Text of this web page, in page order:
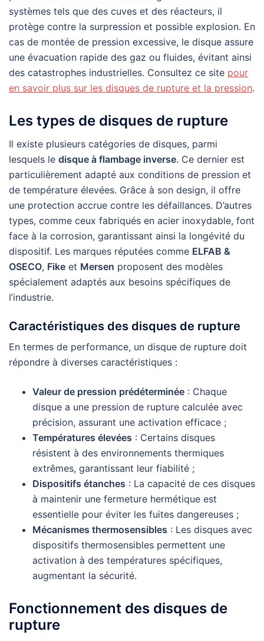
systèmes tels que des cuves et des réacteurs, il
protège contre la surpression et possible explosion. En
cas de montée de pression excessive, le disque assure
une évacuation rapide des gaz ou fluides, évitant ainsi
des catastrophes industrielles. Consultez ce site pour
en savoir plus sur les disques de rupture et la pression.
Les types de disques de rupture
Il existe plusieurs catégories de disques, parmi
lesquels le disque à flambage inverse. Ce dernier est
particulièrement adapté aux conditions de pression et
de température élevées. Grâce à son design, il offre
une protection accrue contre les défaillances. D’autres
types, comme ceux fabriqués en acier inoxydable, font
face à la corrosion, garantissant ainsi la longévité du
dispositif. Les marques réputées comme ELFAB &
OSECO, Fike et Mersen proposent des modèles
spécialement adaptés aux besoins spécifiques de
l’industrie.
Caractéristiques des disques de rupture
En termes de performance, un disque de rupture doit
répondre à diverses caractéristiques :
Valeur de pression prédéterminée : Chaque
disque a une pression de rupture calculée avec
précision, assurant une activation efficace ;
Températures élevées : Certains disques
résistent à des environnements thermiques
extrêmes, garantissant leur fiabilité ;
Dispositifs étanches : La capacité de ces disques
à maintenir une fermeture hermétique est
essentielle pour éviter les fuites dangereuses ;
Mécanismes thermosensibles : Les disques avec
dispositifs thermosensibles permettent une
activation à des températures spécifiques,
augmentant la sécurité.
Fonctionnement des disques de
rupture